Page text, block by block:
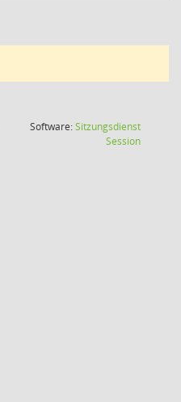
Software:Sitzungsdienst
Session(Wird in